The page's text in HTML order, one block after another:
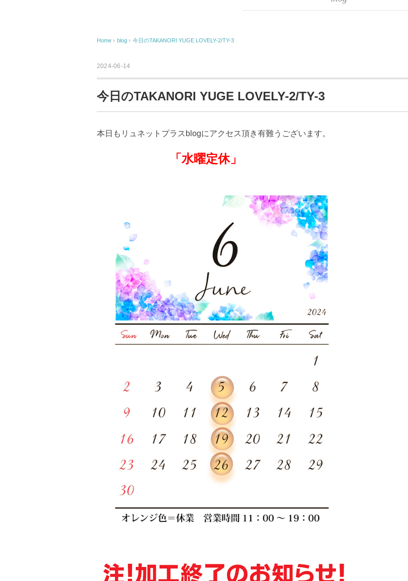
Home › blog › 今日のTAKANORI YUGE LOVELY-2/TY-3
2024-06-14
今日のTAKANORI YUGE LOVELY-2/TY-3
本日もリュネットプラスblogにアクセス頂き有難うございます。
「水曜定休」